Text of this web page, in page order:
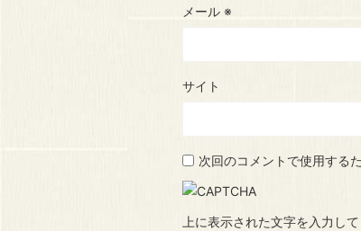
メール ※
サイト
次回のコメントで使用する
上に表示された文字を入力して